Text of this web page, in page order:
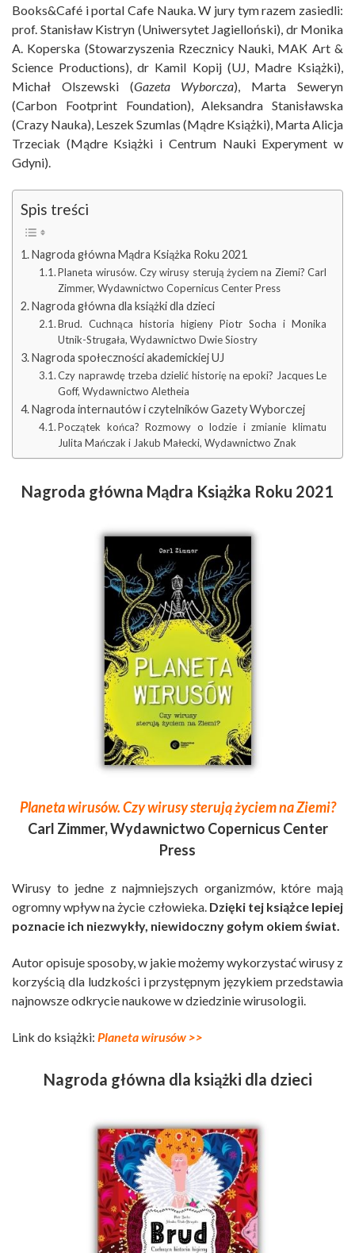
Books&Café i portal Cafe Nauka. W jury tym razem zasiedli:
prof. Stanisław Kistryn (Uniwersytet Jagielloński), dr Monika
A. Koperska (Stowarzyszenia Rzecznicy Nauki, MAK Art &
Science Productions), dr Kamil Kopij (UJ, Madre Książki),
Michał Olszewski (Gazeta Wyborcza), Marta Seweryn
(Carbon Footprint Foundation), Aleksandra Stanisławska
(Crazy Nauka), Leszek Szumlas (Mądre Książki), Marta Alicja
Trzeciak (Mądre Książki i Centrum Nauki Experyment w
Gdyni).
Spis treści
Nagroda główna Mądra Książka Roku 2021
Planeta wirusów. Czy wirusy sterują życiem na Ziemi? Carl
Zimmer, Wydawnictwo Copernicus Center Press
Nagroda główna dla książki dla dzieci
Brud. Cuchnąca historia higieny Piotr Socha i Monika
Utnik-Strugała, Wydawnictwo Dwie Siostry
Nagroda społeczności akademickiej UJ
Czy naprawdę trzeba dzielić historię na epoki? Jacques Le
Goff, Wydawnictwo Aletheia
Nagroda internautów i czytelników Gazety Wyborczej
Początek końca? Rozmowy o lodzie i zmianie klimatu
Julita Mańczak i Jakub Małecki, Wydawnictwo Znak
Nagroda główna Mądra Książka Roku 2021
Planeta wirusów. Czy wirusy sterują życiem na Ziemi?
Carl Zimmer, Wydawnictwo Copernicus Center
Press
Wirusy to jedne z najmniejszych organizmów, które mają
ogromny wpływ na życie człowieka. Dzięki tej książce lepiej
poznacie ich niezwykły, niewidoczny gołym okiem świat.
Autor opisuje sposoby, w jakie możemy wykorzystać wirusy z
korzyścią dla ludzkości i przystępnym językiem przedstawia
najnowsze odkrycie naukowe w dziedzinie wirusologii.
Link do książki: Planeta wirusów >>
Nagroda główna dla książki dla dzieci